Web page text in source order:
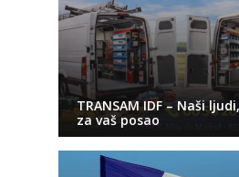
TRANSAM IDF – Naši
za vaš posao